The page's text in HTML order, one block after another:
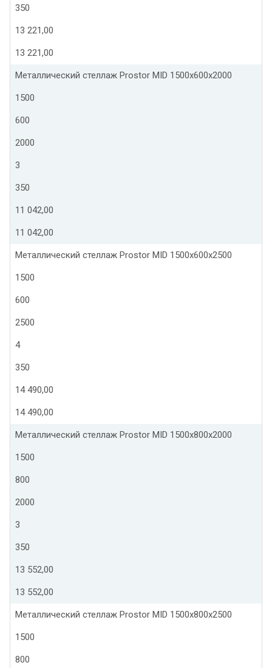
350
13 221,00
13 221,00
Металлический стеллаж Prostor MID 1500x600x2000
1500
600
2000
3
350
11 042,00
11 042,00
Металлический стеллаж Prostor MID 1500x600x2500
1500
600
2500
4
350
14 490,00
14 490,00
Металлический стеллаж Prostor MID 1500x800x2000
1500
800
2000
3
350
13 552,00
13 552,00
Металлический стеллаж Prostor MID 1500x800x2500
1500
800